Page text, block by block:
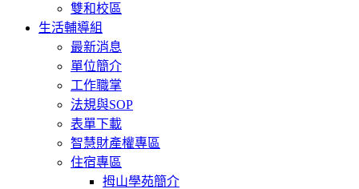
雙和校區
生活輔導組
最新消息
單位簡介
工作職掌
法規與SOP
表單下載
智慧財產權專區
住宿專區
拇山學苑簡介